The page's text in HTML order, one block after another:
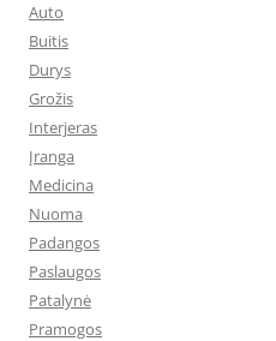
Auto
Buitis
Durys
Grožis
Interjeras
Įranga
Medicina
Nuoma
Padangos
Paslaugos
Patalynė
Pramogos